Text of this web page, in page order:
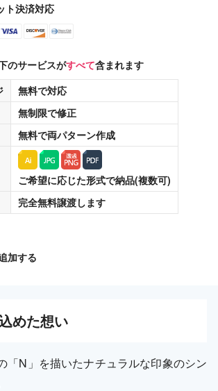
ト決済対応
のサービスがすべて含まれます
無料で対応
無制限で修正
無料で両パターン作成
ご希望に応じた形式で納品(複数可)
完全無料譲渡します
加する
めた想い
「N」を描いたナチュラルな印象のシン